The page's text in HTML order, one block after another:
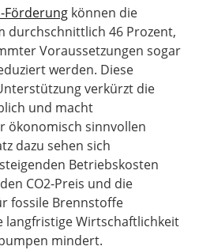
Förderung können die
durchschnittlich 46 Prozent,
Voraussetzungen sogar
werden. Diese
verkürzt die
und macht
ökonomisch sinnvollen
dazu sehen sich
Betriebskosten
CO2-Preis und die
fossile Brennstoffe
langfristige Wirtschaftlichkeit
mindert.